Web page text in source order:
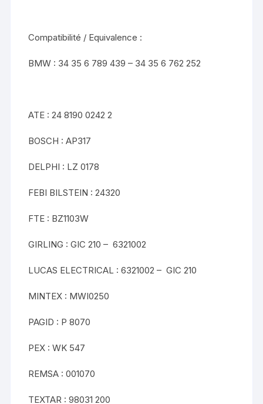
Compatibilité / Equivalence :
BMW : 34 35 6 789 439 – 34 35 6 762 252
ATE : 24 8190 0242 2
BOSCH : AP317
DELPHI : LZ 0178
FEBI BILSTEIN : 24320
FTE : BZ1103W
GIRLING : GIC 210 – 6321002
LUCAS ELECTRICAL : 6321002 – GIC 210
MINTEX : MWI0250
PAGID : P 8070
PEX : WK 547
REMSA : 001070
TEXTAR : 98031 200